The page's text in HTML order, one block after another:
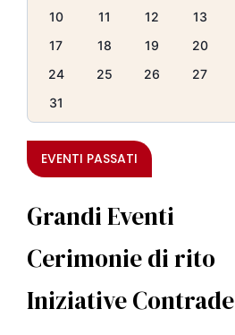
10
11 12 13
17
18 19 20
24
25 26 27
31
EVENTI PASSATI
Grandi Eventi
Cerimonie di rito
Iniziative Contrade